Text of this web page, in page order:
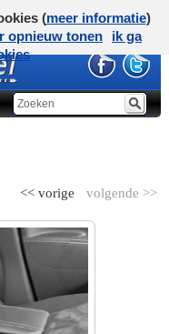
volgende >>
<< vorige
(meer informatie)
opnieuw tonen
ik ga